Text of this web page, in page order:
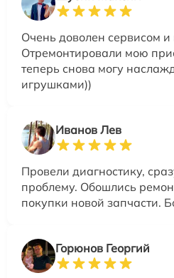
Очень доволен сервисом и
Отремонтировали мою
теперь снова могу
игрушками))
Иванов Лев
Провели диагностику,
проблему. Обошлись
покупки новой запчасти.
Горюнов Георгий